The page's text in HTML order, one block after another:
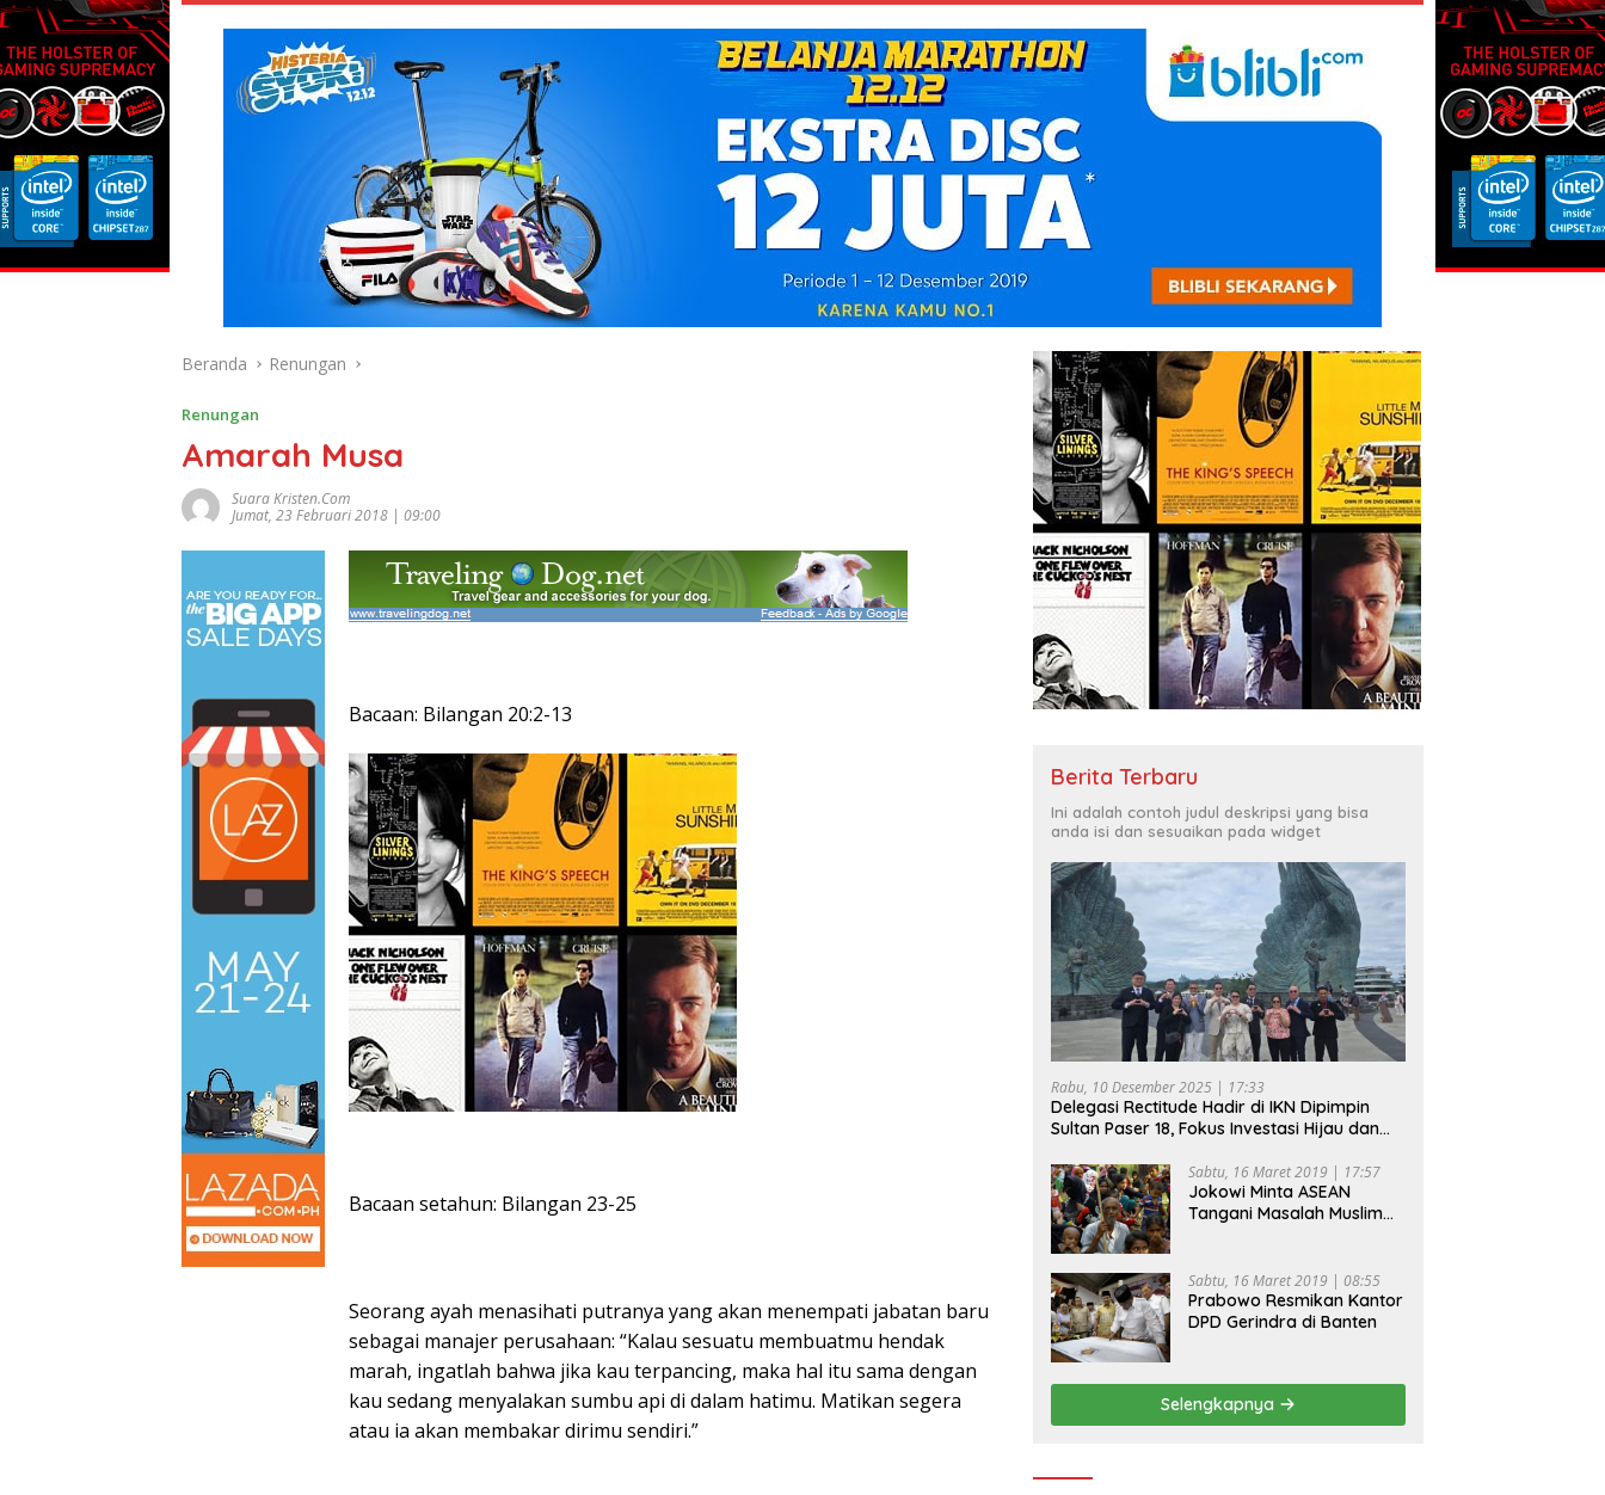
Beranda Renungan
Renungan
Amarah Musa
Suara Kristen.com
Jumat, 23 Februari 2018 | 09:00
Bacaan: Bilangan 20:2-13
Bacaan setahun: Bilangan 23-25
Seorang ayah menasihati putranya yang akan menempati jabatan baru
sebagai manajer perusahaan: “Kalau sesuatu membuatmu hendak
marah, ingatlah bahwa jika kau terpancing, maka hal itu sama dengan
kau sedang menyalakan sumbu api di dalam hatimu. Matikan segera
atau ia akan membakar dirimu sendiri.”
Berita Terbaru
Ini adalah contoh judul deskripsi yang bisa
anda isi dan sesuaikan pada widget
Rabu, 10 Desember 2025 | 17:33
Delegasi Rectitude Hadir di IKN Dipimpin
Sultan Paser 18, Fokus Investasi Hijau dan
Sabtu, 16 Maret 2019 | 17:57
Jokowi Minta ASEAN
Tangani Masalah Muslim
Sabtu, 16 Maret 2019 | 08:55
Prabowo Resmikan Kantor
DPD Gerindra di Banten
Selengkapnya